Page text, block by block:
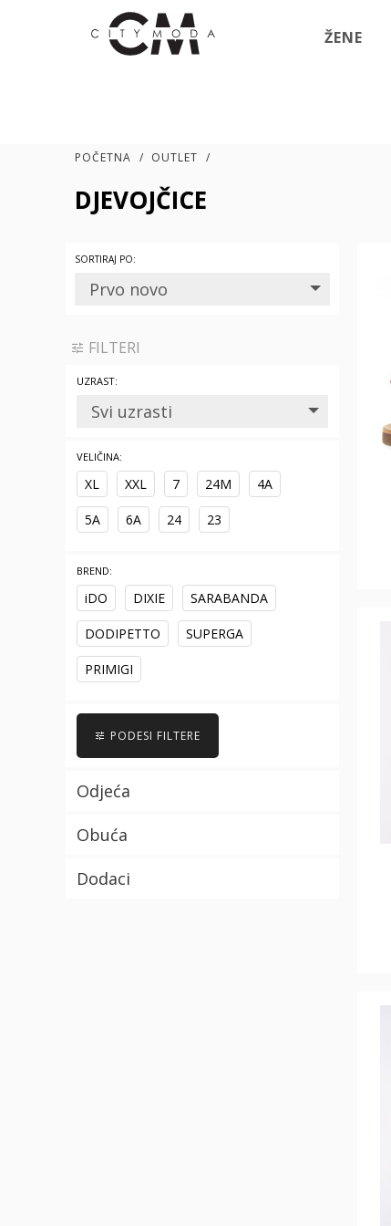
ŽENE
POČETNA / OUTLET /
DJEVOJČICE
SORTIRAJ PO:
Prvo novo
FILTERI
UZRAST:
Svi uzrasti
VELIČINA:
XL XXL 7 24M 4A
5A 6A 24 23
BREND:
iDO DIXIE SARABANDA
DODIPETTO SUPERGA
PRIMIGI
PODESI FILTERE
Odjeća
Obuća
Dodaci